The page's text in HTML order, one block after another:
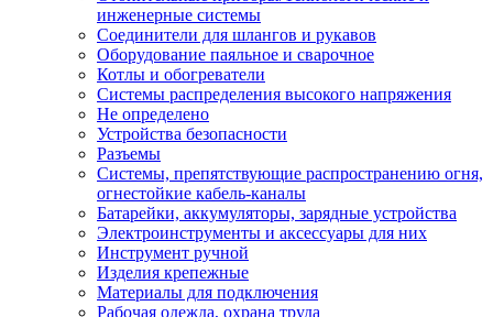
инженерные системы
Соединители для шлангов и рукавов
Оборудование паяльное и сварочное
Котлы и обогреватели
Системы распределения высокого напряжения
Не определено
Устройства безопасности
Разъемы
Системы, препятствующие распространению огня,
огнестойкие кабель-каналы
Батарейки, аккумуляторы, зарядные устройства
Электроинструменты и аксессуары для них
Инструмент ручной
Изделия крепежные
Материалы для подключения
Рабочая одежда, охрана труда